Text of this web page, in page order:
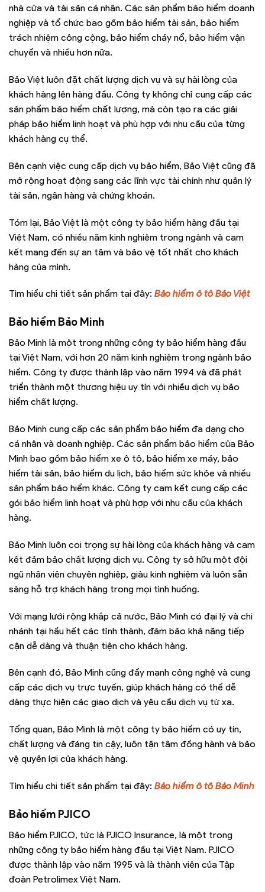
nhà cửa và tài sản cá nhân. Các sản phẩm bảo hiểm doanh
nghiệp và tổ chức bao gồm bảo hiểm tài sản, bảo hiểm
trách nhiệm công cộng, bảo hiểm cháy nổ, bảo hiểm vận
chuyển và nhiều hơn nữa.
Bảo Việt luôn đặt chất lượng dịch vụ và sự hài lòng của
khách hàng lên hàng đầu. Công ty không chỉ cung cấp các
sản phẩm bảo hiểm chất lượng, mà còn tạo ra các giải
pháp bảo hiểm linh hoạt và phù hợp với nhu cầu của từng
khách hàng cụ thể.
Bên cạnh việc cung cấp dịch vụ bảo hiểm, Bảo Việt cũng đã
mở rộng hoạt động sang các lĩnh vực tài chính như quản lý
tài sản, ngân hàng và chứng khoán.
Tóm lại, Bảo Việt là một công ty bảo hiểm hàng đầu tại
Việt Nam, có nhiều năm kinh nghiệm trong ngành và cam
kết mang đến sự an tâm và bảo vệ tốt nhất cho khách
hàng của mình.
Tìm hiểu chi tiết sản phẩm tại đây: Bảo hiểm ô tô Bảo Việt
Bảo hiểm Bảo Minh
Bảo Minh là một trong những công ty bảo hiểm hàng đầu
tại Việt Nam, với hơn 20 năm kinh nghiệm trong ngành bảo
hiểm. Công ty được thành lập vào năm 1994 và đã phát
triển thành một thương hiệu uy tín với nhiều dịch vụ bảo
hiểm chất lượng.
Bảo Minh cung cấp các sản phẩm bảo hiểm đa dạng cho
cá nhân và doanh nghiệp. Các sản phẩm bảo hiểm của Bảo
Minh bao gồm bảo hiểm xe ô tô, bảo hiểm xe máy, bảo
hiểm tài sản, bảo hiểm du lịch, bảo hiểm sức khỏe và nhiều
sản phẩm bảo hiểm khác. Công ty cam kết cung cấp các
gói bảo hiểm linh hoạt và phù hợp với nhu cầu của khách
hàng.
Bảo Minh luôn coi trọng sự hài lòng của khách hàng và cam
kết đảm bảo chất lượng dịch vụ. Công ty sở hữu một đội
ngũ nhân viên chuyên nghiệp, giàu kinh nghiệm và luôn sẵn
sàng hỗ trợ khách hàng trong mọi tình huống.
Với mạng lưới rộng khắp cả nước, Bảo Minh có đại lý và chi
nhánh tại hầu hết các tỉnh thành, đảm bảo khả năng tiếp
cận dễ dàng và thuận tiện cho khách hàng.
Bên cạnh đó, Bảo Minh cũng đẩy mạnh công nghệ và cung
cấp các dịch vụ trực tuyến, giúp khách hàng có thể dễ
dàng thực hiện các giao dịch và yêu cầu dịch vụ từ xa.
Tổng quan, Bảo Minh là một công ty bảo hiểm có uy tín,
chất lượng và đáng tin cậy, luôn tận tâm đồng hành và bảo
vệ quyền lợi của khách hàng.
Tìm hiểu chi tiết sản phẩm tại đây: Bảo hiểm ô tô Bảo Minh
Bảo hiểm PJICO
Bảo hiểm PJICO, tức là PJICO Insurance, là một trong
những công ty bảo hiểm hàng đầu tại Việt Nam. PJICO
được thành lập vào năm 1995 và là thành viên của Tập
đoàn Petrolimex Việt Nam.